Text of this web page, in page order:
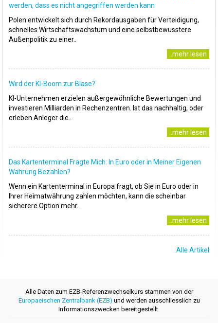
werden, dass es nicht angegriffen werden kann
Polen entwickelt sich durch Rekordausgaben für Verteidigung,
schnelles Wirtschaftswachstum und eine selbstbewusstere
Außenpolitik zu einer..
..mehr lesen
Wird der KI-Boom zur Blase?
KI-Unternehmen erzielen außergewöhnliche Bewertungen und
investieren Milliarden in Rechenzentren. Ist das nachhaltig, oder
erleben Anleger die..
..mehr lesen
Das Kartenterminal Fragte Mich: In Euro oder in Meiner Eigenen
Währung Bezahlen?
Wenn ein Kartenterminal in Europa fragt, ob Sie in Euro oder in
Ihrer Heimatwährung zahlen möchten, kann die scheinbar
sicherere Option mehr..
..mehr lesen
Alle Artikel
Alle Daten zum EZB-Referenzwechselkurs stammen von der
Europaeischen Zentralbank (EZB) und werden ausschliesslich zu
Informationszwecken bereitgestellt.